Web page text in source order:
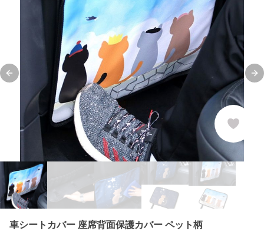
Previous slide
車シートカバー 座席背面保護カバー ペット柄